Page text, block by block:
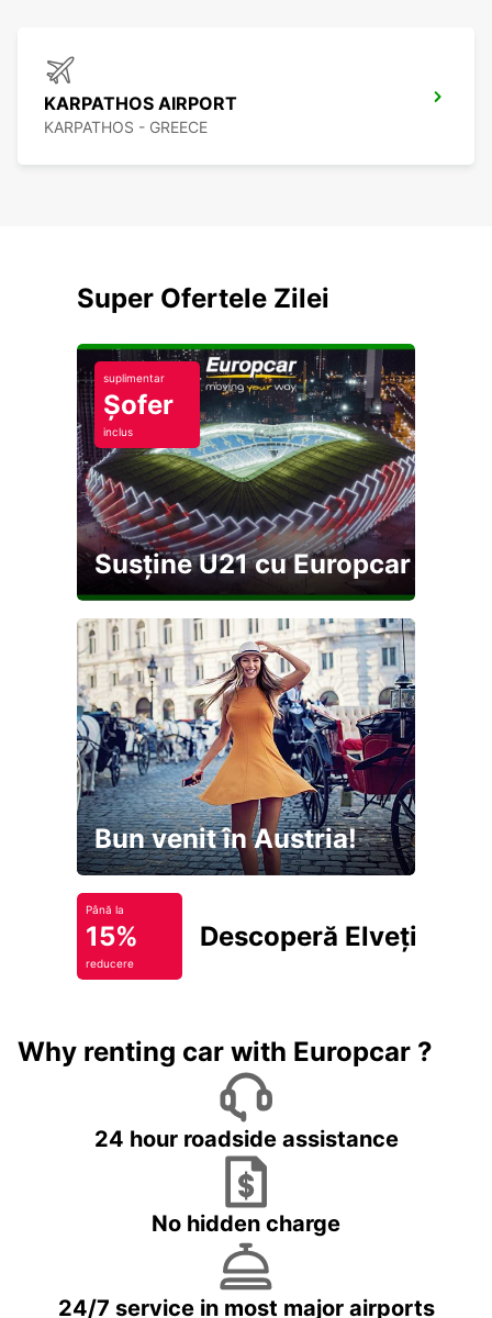
KARPATHOS AIRPORT
KARPATHOS - GREECE
Super Ofertele Zilei
suplimentar
Șofer
inclus
Susține U21 cu Europcar
Bun venit în Austria!
Până la
15%
reducere
Descoperă Elveția
Why renting car with Europcar ?
24 hour roadside assistance
No hidden charge
24/7 service in most major airports